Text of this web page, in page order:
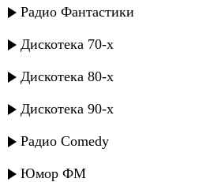
Радио Фантастики
Дискотека 70-х
Дискотека 80-х
Дискотека 90-х
Радио Comedy
Юмор ФМ
Мадани Ибрагимов -
Мадани Ибрагимов -
Мадани Ибрагимов и
Народная